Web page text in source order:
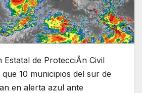
Estatal de ProtecciÃn Civil
10 municipios del sur de
en alerta azul ante